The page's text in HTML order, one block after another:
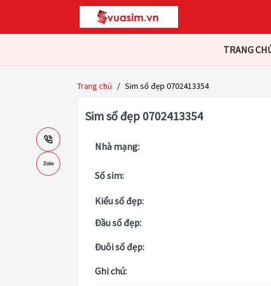
TRANG
Trang chủ / Sim số đẹp 0702413354
Sim số đẹp 0702413354
Nhà mạng:
Số sim:
Kiểu số đẹp:
Đầu số đẹp:
Đuôi số đẹp:
Ghi chú: